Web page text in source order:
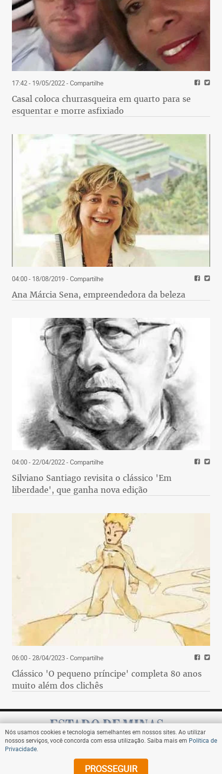
17:42 - 19/05/2022- Compartilhe
Casal coloca churrasqueira em quarto para se
esquentar e morre asfixiado
04:00 - 18/08/2019- Compartilhe
Ana Márcia Sena, empreendedora da beleza
04:00 - 22/04/2022- Compartilhe
Silviano Santiago revisita o clássico 'Em
liberdade', que ganha nova edição
06:00 - 28/04/2023- Compartilhe
Clássico 'O pequeno príncipe' completa 80 anos
muito além dos clichês
Assine
Nós usamos cookies e tecnologia semelhantes em nossos sites. Ao utilizar
nossos serviços, você concorda com essa utilização. Saiba mais em Política de
Privacidade
PROSSEGUIR